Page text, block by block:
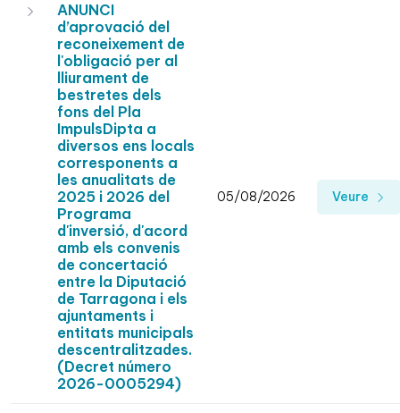
ANUNCI
d’aprovació del
reconeixement de
l'obligació per al
lliurament de
bestretes dels
fons del Pla
ImpulsDipta a
diversos ens locals
corresponents a
les anualitats de
2025 i 2026 del
Programa
d'inversió, d'acord
amb els convenis
de concertació
entre la Diputació
de Tarragona i els
ajuntaments i
entitats municipals
descentralitzades.
(Decret número
2026-0005294)
05/08/2026 Veure